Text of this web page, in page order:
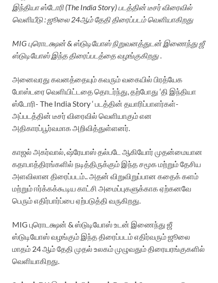
இந்தியா ஸ்டோரி (The India Story) படத்தின் டீசர் விரைவில்
வெளியீடு : ஜூலை 24ஆம் தேதி திரைப்படம் வெளியாகிறது
MIG புரொடக்ஷன் & ஸ்டுடியோஸ் நிறுவனத்துடன் இணைந்து ஜீ
ஸ்டுடியோஸ் இந்த திரைப்படத்தை வழங்குகிறது.
அனைவரது கவனத்தையும் கவரும் வகையில் பிரத்யேக
போஸ்டரை வெளியிட்டதை தொடர்ந்து, தற்போது ‘தி இந்தியா
ஸ்டோரி- The India Story ‘ படத்தின் தயாரிப்பாளர்கள்-
அப்படத்தின் டீசர் விரைவில் வெளியாகும் என
அதிகாரப்பூர்வமாக அறிவித்துள்ளனர்.
காஜல் அகர்வால், ஷ்ரேயாஸ் தல்படே ஆகியோர் முதன்மையான
கதாபாத்திரங்களில் நடித்திருக்கும் இந்த சமூக மற்றும் தேசிய
அளவிலான திரைப்படம்.. அதன் விறுவிறுப்பான கதைக் களம்
மற்றும் ஈர்க்கக்கூடிய காட்சி அமைப்புகளுக்காக ஏற்கனவே
பெரும் எதிர்பார்ப்பை ஏற்படுத்தி வருகிறது.
MIG புரொடக்ஷன் & ஸ்டுடியோஸ் உடன் இணைந்து ஜீ
ஸ்டுடியோஸ் வழங்கும் இந்த திரைப்படம் எதிர்வரும் ஜூலை
மாதம் 24 ஆம் தேதி முதல் உலகம் முழுவதும் திரையரங்குகளில்
வெளியாகிறது.